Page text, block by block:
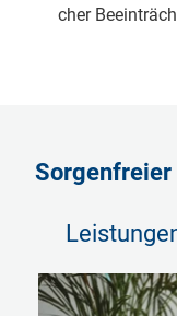
cher
Sorgenfreier